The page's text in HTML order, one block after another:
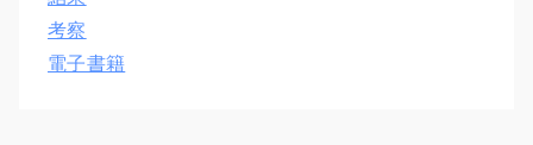
考察
電子書籍